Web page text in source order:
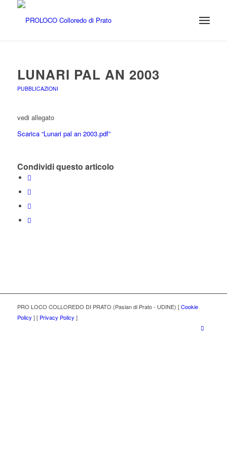
LUNARI PAL AN 2003
PUBBLICAZIONI
vedi allegato
Scarica “Lunari pal an 2003.pdf”
Condividi questo articolo
PRO LOCO COLLOREDO DI PRATO (Pasian di Prato - UDINE) [Cookie
Policy ] [ Privacy Policy ]